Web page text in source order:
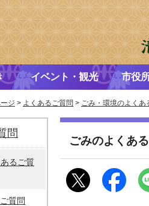
イベント・観光 市役
ジ > よくあるご質問 > ごみ・環境のよくあ
ごみのよくあ
問
るご質
質問